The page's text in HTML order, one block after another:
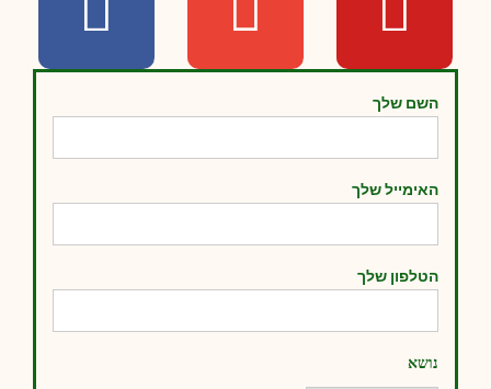
השם שלך
האימייל שלך
הטלפון שלך
נושא